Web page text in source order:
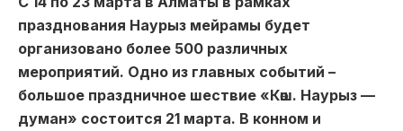
празднования Наурыз мейрамы будет
организовано более 500 различных
мероприятий. Одно из главных событий –
большое праздничное шествие «Көш. Наурыз —
думан» состоится 21 марта. В конном и